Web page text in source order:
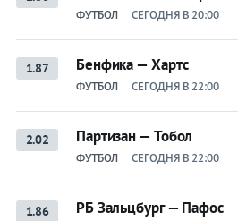
ФУТБОЛ СЕГОДНЯ В 20:00
1.87 Бенфика — Хартс
ФУТБОЛ СЕГОДНЯ В 22:00
2.02 Партизан — Тобол
ФУТБОЛ СЕГОДНЯ В 22:00
1.86 РБ Зальцбург — Пафос